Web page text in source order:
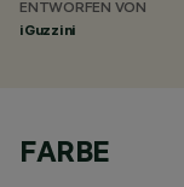
ENTWORFEN VON
iGuzzini
FARBE